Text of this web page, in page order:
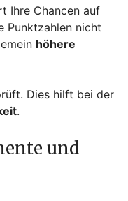
Ihre Chancen auf
Punktzahlen nicht
höhere
Dies hilft bei der
.
und